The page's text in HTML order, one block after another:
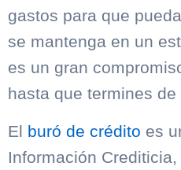
gastos para que
se mantenga en un
es un gran
hasta que termines de
El buró de crédito es
Información